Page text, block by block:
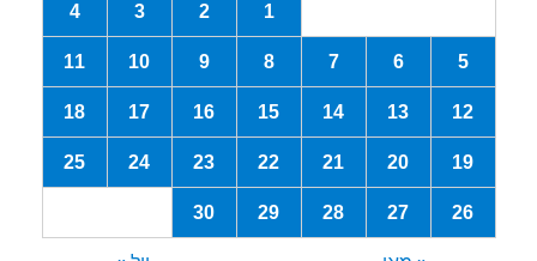
1
2
3
4
5
6
7
8
9
10
11
12
13
14
15
16
17
18
19
20
21
22
23
24
25
26
27
28
29
30